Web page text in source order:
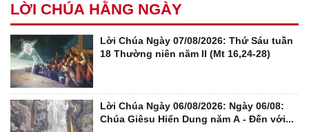
LỜI CHÚA HẰNG NGÀY
Lời Chúa Ngày 07/08/2026: Thứ Sáu tuần
18 Thường niên năm II (Mt 16,24-28)
Lời Chúa Ngày 06/08/2026: Ngày 06/08:
Chúa Giêsu Hiển Dung năm A - Đến với...